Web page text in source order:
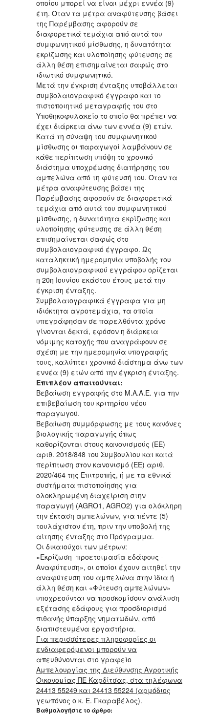
οποίου μπορεί να είναι μέχρι εννέα (9)
έτη. Όταν τα μέτρα αναφύτευσης βάσει
της Παρέμβασης αφορούν σε
διαφορετικά τεμάχια από αυτά του
συμφωνητικού μίσθωσης, η δυνατότητα
εκρίζωσης και υλοποίησης φύτευσης σε
άλλη θέση επισημαίνεται σαφώς στο
ιδιωτικό συμφωνητικό.
Μετά την έγκριση ένταξης υποβάλλεται
συμβολαιογραφικό έγγραφο και το
πιστοποιητικό μεταγραφής του στο
Υποθηκοφυλακείο το οποίο θα πρέπει να
έχει διάρκεια άνω των εννέα (9) ετών.
Κατά τη σύναψη του συμφωνητικού
μίσθωσης οι παραγωγοί λαμβάνουν σε
κάθε περίπτωση υπόψη το χρονικό
διάστημα υποχρέωσης διατήρησης του
αμπελώνα από τη φύτευσή του. Όταν τα
μέτρα αναφύτευσης βάσει της
Παρέμβασης αφορούν σε διαφορετικά
τεμάχια από αυτά του συμφωνητικού
μίσθωσης, η δυνατότητα εκρίζωσης και
υλοποίησης φύτευσης σε άλλη θέση
επισημαίνεται σαφώς στο
συμβολαιογραφικό έγγραφο. Ως
καταληκτική ημερομηνία υποβολής του
συμβολαιογραφικού εγγράφου ορίζεται
η 20η Ιουνίου εκάστου έτους μετά την
έγκριση ένταξης.
Συμβολαιογραφικά έγγραφα για μη
ιδιόκτητα αγροτεμάχια, τα οποία
υπεγράφησαν σε παρελθόντα χρόνο
γίνονται δεκτά, εφόσον η διάρκεια
νόμιμης κατοχής που αναγράφουν σε
σχέση με την ημερομηνία υπογραφής
τους, καλύπτει χρονικό διάστημα άνω των
εννέα (9) ετών από την έγκριση ένταξης.
Επιπλέον απαιτούνται:
Βεβαίωση εγγραφής στο Μ.Α.Α.Ε. για την
επιβεβαίωση του κριτηρίου νέου
παραγωγού.
Βεβαίωση συμμόρφωσης με τους κανόνες
βιολογικής παραγωγής όπως
καθορίζονται στους κανονισμούς (ΕΕ)
αριθ. 2018/848 του Συμβουλίου και κατά
περίπτωση στον κανονισμό (ΕΕ) αριθ.
2020/464 της Επιτροπής, ή με τα εθνικά
συστήματα πιστοποίησης για
ολοκληρωμένη διαχείριση στην
παραγωγή (AGRO1, AGRO2) για ολόκληρη
την έκταση αμπελώνων, για πέντε (5)
τουλάχιστον έτη, πριν την υποβολή της
αίτησης ένταξης στο Πρόγραμμα.
Οι δικαιούχοι των μέτρων:
«Εκρίζωση -προετοιμασία εδάφους -
Αναφύτευση», οι οποίοι έχουν αιτηθεί την
αναφύτευση του αμπελώνα στην ίδια ή
άλλη θέση και «Φύτευση αμπελώνων»
υποχρεούνται να προσκομίσουν ανάλυση
εξέτασης εδάφους για προσδιορισμό
πιθανής ύπαρξης νηματωδών, από
διαπιστευμένα εργαστήρια.
Για περισσότερες πληροφορίες οι
ενδιαφερόμενοι μπορούν να
απευθύνονται στο γραφείο
Αμπελουργίας της Διεύθυνσης Αγροτικής
Οικονομίας ΠΕ Καρδίτσας, στα τηλέφωνα
24413 55249 και 24413 55224 (αρμόδιος
γεωπόνος ο κ. Ε. Γκαραβέλος).
Βαθμολογήστε το άρθρο: